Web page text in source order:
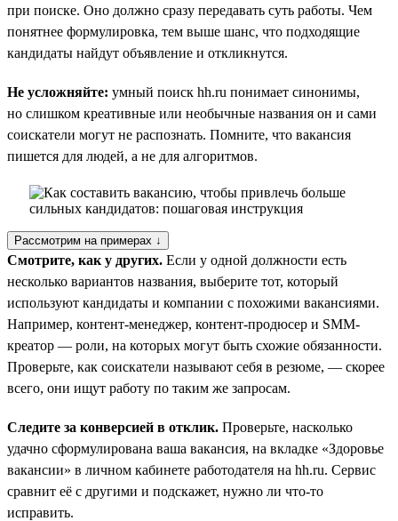
при поиске. Оно должно сразу передавать суть работы. Чем
понятнее формулировка, тем выше шанс, что подходящие
кандидаты найдут объявление и откликнутся.
Не усложняйте: умный поиск hh.ru понимает синонимы,
но слишком креативные или необычные названия он и сами
соискатели могут не распознать. Помните, что вакансия
пишется для людей, а не для алгоритмов.
Рассмотрим на примерах ↓
Смотрите, как у других. Если у одной должности есть
несколько вариантов названия, выберите тот, который
используют кандидаты и компании с похожими вакансиями.
Например, контент-менеджер, контент-продюсер и SMM-
креатор — роли, на которых могут быть схожие обязанности.
Проверьте, как соискатели называют себя в резюме, — скорее
всего, они ищут работу по таким же запросам.
Следите за конверсией в отклик. Проверьте, насколько
удачно сформулирована ваша вакансия, на вкладке «Здоровье
вакансии» в личном кабинете работодателя на hh.ru. Сервис
сравнит её с другими и подскажет, нужно ли что-то
исправить.